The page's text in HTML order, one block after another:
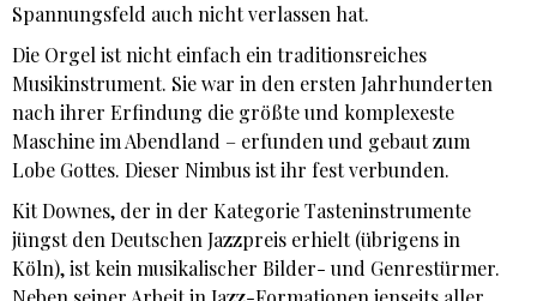
Spannungsfeld auch nicht verlassen hat.
Die Orgel ist nicht einfach ein traditionsreiches
Musikinstrument. Sie war in den ersten Jahrhunderten
nach ihrer Erfindung die größte und komplexeste
Maschine im Abendland – erfunden und gebaut zum
Lobe Gottes. Dieser Nimbus ist ihr fest verbunden.
Kit Downes, der in der Kategorie Tasteninstrumente
jüngst den Deutschen Jazzpreis erhielt (übrigens in
Köln), ist kein musikalischer Bilder- und Genrestürmer.